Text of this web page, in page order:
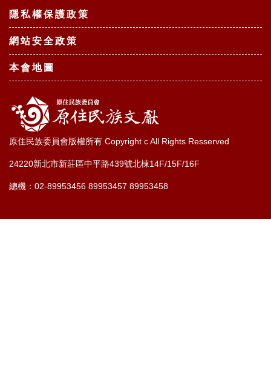
隱私權保護政策
網站安全政策
本會地圖
原住民族委員會版權所有 Copyright c All Rights Resserved
24220新北市新莊區中平路439號北棟14F/15F/16F
總機：02-89953456 89953457 89953458